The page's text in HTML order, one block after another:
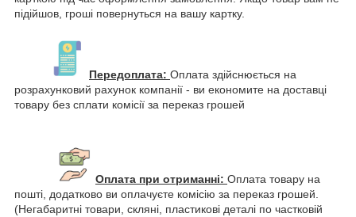
підійшов, гроші повернуться на вашу картку.
Передоплата: Оплата здійснюється на
розрахунковий рахунок компанії - ви економите на доставці
товару без сплати комісії за переказ грошей
Оплата при отриманні: Оплата товару на
пошті, додатково ви оплачуєте комісію за переказ грошей.
(Негабаритні товари, скляні, пластикові деталі по частковій